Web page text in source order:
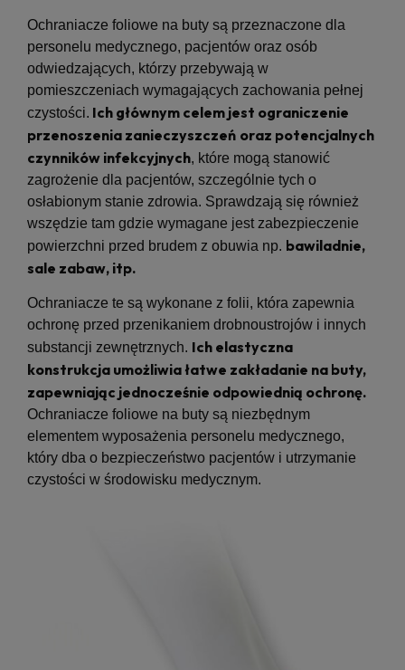
Ochraniacze foliowe na buty są przeznaczone dla
personelu medycznego, pacjentów oraz osób
odwiedzających, którzy przebywają w
pomieszczeniach wymagających zachowania pełnej
czystości. Ich głównym celem jest ograniczenie
przenoszenia zanieczyszczeń oraz potencjalnych
czynników infekcyjnych, które mogą stanowić
zagrożenie dla pacjentów, szczególnie tych o
osłabionym stanie zdrowia. Sprawdzają się również
wszędzie tam gdzie wymagane jest zabezpieczenie
powierzchni przed brudem z obuwia np. bawiladnie,
sale zabaw, itp.
Ochraniacze te są wykonane z folii, która zapewnia
ochronę przed przenikaniem drobnoustrojów i innych
substancji zewnętrznych. Ich elastyczna
konstrukcja umożliwia łatwe zakładanie na buty,
zapewniając jednocześnie odpowiednią ochronę.
Ochraniacze foliowe na buty są niezbędnym
elementem wyposażenia personelu medycznego,
który dba o bezpieczeństwo pacjentów i utrzymanie
czystości w środowisku medycznym.